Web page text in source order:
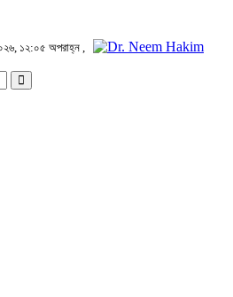
১২:০৫ অপরাহ্ন ,